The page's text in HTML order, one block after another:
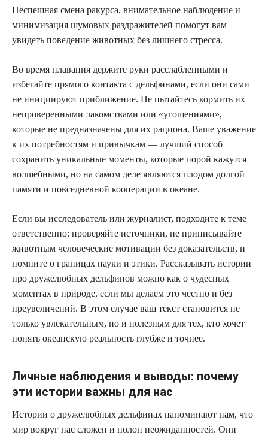
Неспешная смена ракурса, внимательное наблюдение и
минимизация шумовых раздражителей помогут вам
увидеть поведение животных без лишнего стресса.
Во время плавания держите руки расслабленными и
избегайте прямого контакта с дельфинами, если они сами
не инициируют приближение. Не пытайтесь кормить их
непроверенными лакомствами или «угощениями»,
которые не предназначены для их рациона. Ваше уважение
к их потребностям и привычкам — лучший способ
сохранить уникальные моменты, которые порой кажутся
волшебными, но на самом деле являются плодом долгой
памяти и повседневной кооперации в океане.
Если вы исследователь или журналист, подходите к теме
ответственно: проверяйте источники, не приписывайте
животным человеческие мотивации без доказательств, и
помните о границах науки и этики. Рассказывать истории
про дружелюбных дельфинов можно как о чудесных
моментах в природе, если мы делаем это честно и без
преувеличений. В этом случае ваш текст становится не
только увлекательным, но и полезным для тех, кто хочет
понять океанскую реальность глубже и точнее.
Личные наблюдения и выводы: почему
эти истории важны для нас
Истории о дружелюбных дельфинах напоминают нам, что
мир вокруг нас сложен и полон неожиданностей. Они